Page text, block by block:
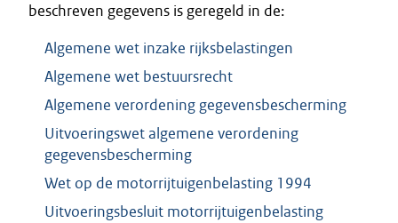
beschreven gegevens is geregeld in de:
Algemene wet inzake rijksbelastingen
Algemene wet bestuursrecht
Algemene verordening gegevensbescherming
Uitvoeringswet algemene verordening
gegevensbescherming
Wet op de motorrijtuigenbelasting 1994
Uitvoeringsbesluit motorrijtuigenbelasting